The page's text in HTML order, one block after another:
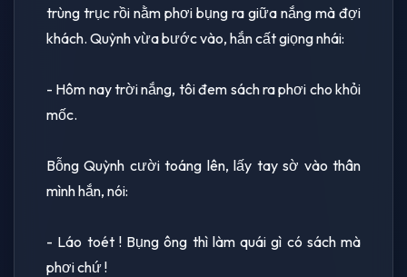
trùng trục rồi nằm phơi bụng ra giữa nắng mà đợi
khách. Quỳnh vừa bước vào, hắn cất giọng nhái:
- Hôm nay trời nắng, tôi đem sách ra phơi cho khỏi
mốc.
Bỗng Quỳnh cười toáng lên, lấy tay sờ vào thân
mình hắn, nói:
- Láo toét ! Bụng ông thì làm quái gì có sách mà
phơi chứ !